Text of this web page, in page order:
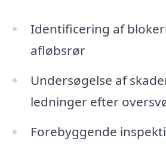
Identificering af
afløbsrør
Undersøgelse af
ledninger efter
Forebyggende